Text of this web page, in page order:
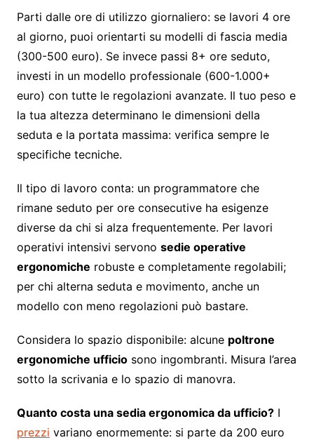
Parti dalle ore di utilizzo giornaliero: se lavori 4 ore
al giorno, puoi orientarti su modelli di fascia media
(300-500 euro). Se invece passi 8+ ore seduto,
investi in un modello professionale (600-1.000+
euro) con tutte le regolazioni avanzate. Il tuo peso e
la tua altezza determinano le dimensioni della
seduta e la portata massima: verifica sempre le
specifiche tecniche.
Il tipo di lavoro conta: un programmatore che
rimane seduto per ore consecutive ha esigenze
diverse da chi si alza frequentemente. Per lavori
operativi intensivi servono sedie operative
ergonomiche robuste e completamente regolabili;
per chi alterna seduta e movimento, anche un
modello con meno regolazioni può bastare.
Considera lo spazio disponibile: alcune poltrone
ergonomiche ufficiosono ingombranti. Misura l’area
sotto la scrivania e lo spazio di manovra.
Quanto costa una sedia ergonomica da ufficio?I
prezzi variano enormemente: si parte da 200 euro